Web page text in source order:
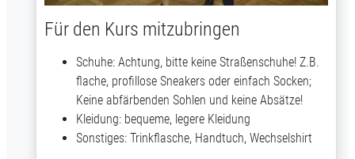
d
e
o
a
Für den Kurs mitzubringen
Schuhe: Achtung, bitte keine Straßenschuhe! Z.B.
flache, profillose Sneakers oder einfach Socken;
Keine abfärbenden Sohlen und keine Absätze!
Kleidung: bequeme, legere Kleidung
Sonstiges: Trinkflasche, Handtuch, Wechselshirt